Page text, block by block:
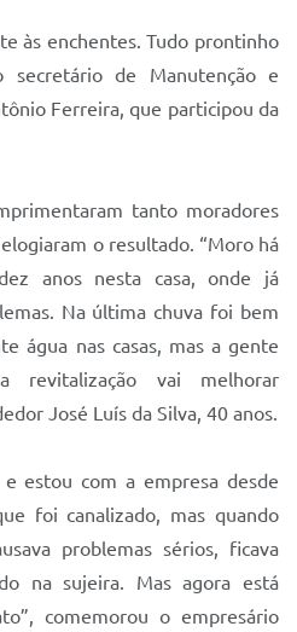
às enchentes. Tudo prontinho
secretário de Manutenção e
Ferreira, que participou da
tanto moradores
o resultado. “Moro há
anos nesta casa, onde já
Na última chuva foi bem
água nas casas, mas a gente
revitalização vai melhorar
José Luís da Silva, 40 anos.
estou com a empresa desde
foi canalizado, mas quando
problemas sérios, ficava
na sujeira. Mas agora está
comemorou o empresário